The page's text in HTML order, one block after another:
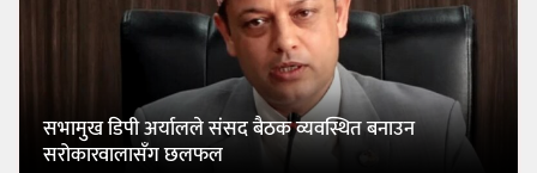
सभामुख डिपी अर्यालले संसद बैठक व्यवस्थित बनाउन
सरोकारवालासँग छलफल